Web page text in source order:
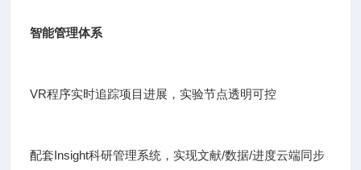
智能管理体系
VR程序实时追踪项目进展，实验节点透明可控
配套Insight科研管理系统，实现文献/数据/进度云端同步